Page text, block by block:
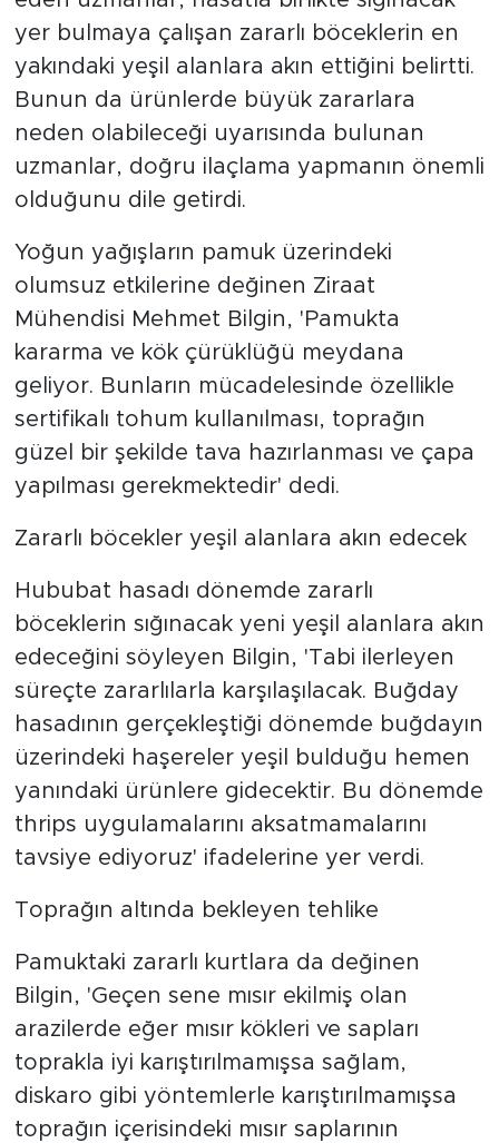
yer bulmaya çalışan zararlı böceklerin en
yakındaki yeşil alanlara akın ettiğini belirtti.
Bunun da ürünlerde büyük zararlara
neden olabileceği uyarısında bulunan
uzmanlar, doğru ilaçlama yapmanın önemli
olduğunu dile getirdi.
Yoğun yağışların pamuk üzerindeki
olumsuz etkilerine değinen Ziraat
Mühendisi Mehmet Bilgin, 'Pamukta
kararma ve kök çürüklüğü meydana
geliyor. Bunların mücadelesinde özellikle
sertifikalı tohum kullanılması, toprağın
güzel bir şekilde tava hazırlanması ve çapa
yapılması gerekmektedir' dedi.
Zararlı böcekler yeşil alanlara akın edecek
Hububat hasadı dönemde zararlı
böceklerin sığınacak yeni yeşil alanlara akın
edeceğini söyleyen Bilgin, 'Tabi ilerleyen
süreçte zararlılarla karşılaşılacak. Buğday
hasadının gerçekleştiği dönemde buğdayın
üzerindeki haşereler yeşil bulduğu hemen
yanındaki ürünlere gidecektir. Bu dönemde
thrips uygulamalarını aksatmamalarını
tavsiye ediyoruz' ifadelerine yer verdi.
Toprağın altında bekleyen tehlike
Pamuktaki zararlı kurtlara da değinen
Bilgin, 'Geçen sene mısır ekilmiş olan
arazilerde eğer mısır kökleri ve sapları
toprakla iyi karıştırılmamışsa sağlam,
diskaro gibi yöntemlerle karıştırılmamışsa
toprağın içerisindeki mısır saplarının